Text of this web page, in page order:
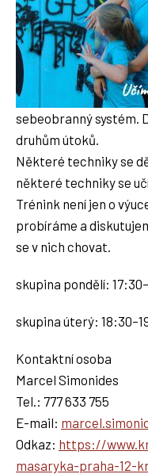
sebeobranný systém.
druhům útoků.
Některé techniky se
některé techniky se
Trénink není jen o
probíráme a
se v nich chovat.
skupina pondělí:
skupina úterý:
Kontaktní osoba
Marcel Simonides
Tel.: 777 633 755
E-mail:
Odkaz: https://
masaryka-praha-12-